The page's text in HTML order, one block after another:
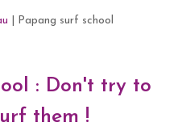
Papang surf school
: Don't try to
them !